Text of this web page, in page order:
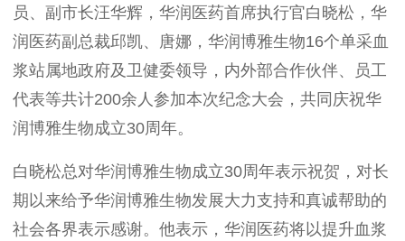
员、副市长汪华辉，华润医药首席执行官白晓松，华
润医药副总裁邱凯、唐娜，华润博雅生物16个单采血
浆站属地政府及卫健委领导，内外部合作伙伴、员工
代表等共计200余人参加本次纪念大会，共同庆祝华
润博雅生物成立30周年。
白晓松总对华润博雅生物成立30周年表示祝贺，对长
期以来给予华润博雅生物发展大力支持和真诚帮助的
社会各界表示感谢。他表示，华润医药将以提升血浆